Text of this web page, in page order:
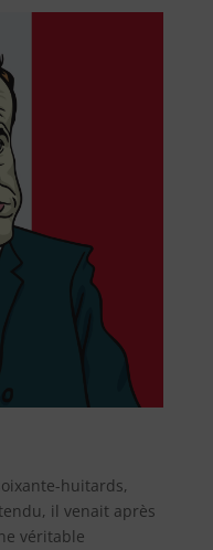
huitards,
il venait après
véritable